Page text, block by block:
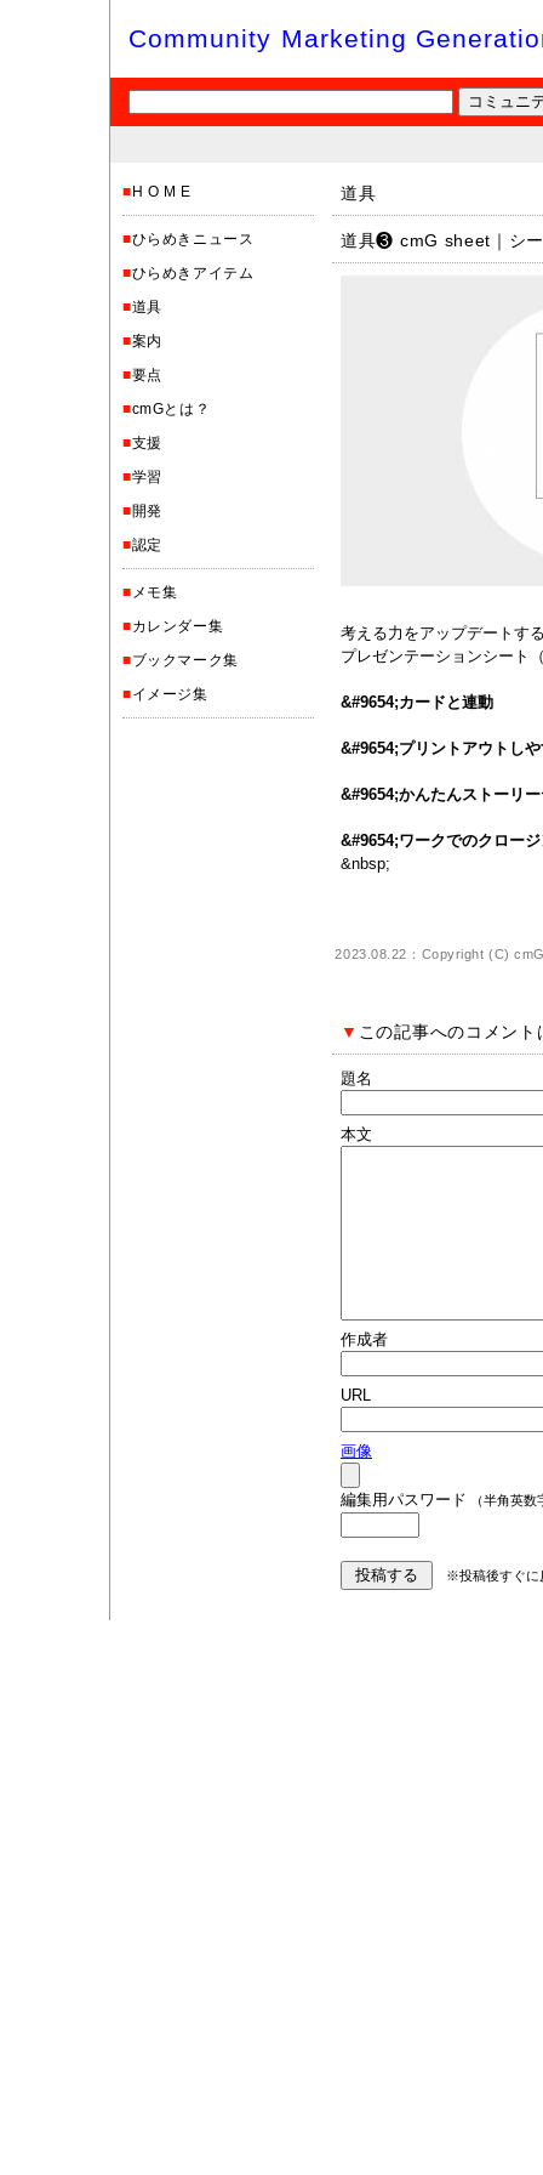
Community Marketing
■ H O M E
■ひらめきニュース
■ひらめきアイテム
■道具
■案内
■要点
■cmGとは？
■支援
■学習
■開発
■認定
■ メモ集
■カレンダー集
■ブックマーク集
■イメージ集
道具
道具❸ cmG sheet｜シ
考える力をアップデートす
プレゼンテーションシート
&#9654;カードと連動
&#9654;プリントアウトし
&#9654;かんたんストーリ
&#9654;ワークでのクロー
&nbsp;
2023.08.22：Copyright (C)
▼ この記事へのコメント
題名
本文
作成者
URL
画像
編集用パスワード （半角英数
※投稿後すぐに